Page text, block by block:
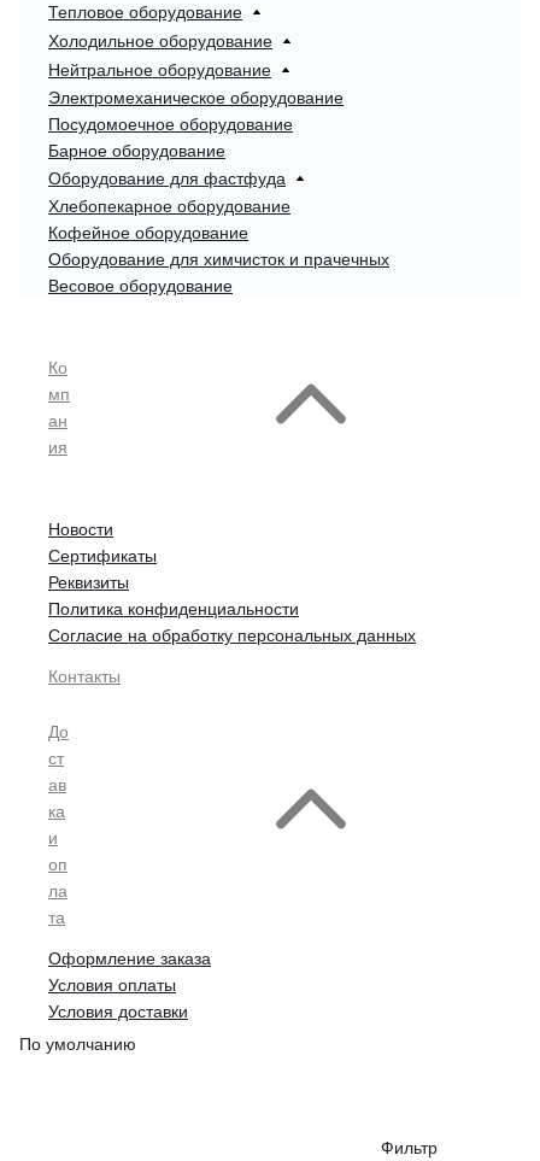
Тепловое оборудование
Холодильное оборудование
Нейтральное оборудование
Электромеханическое оборудование
Посудомоечное оборудование
Барное оборудование
Оборудование для фастфуда
Хлебопекарное оборудование
Кофейное оборудование
Оборудование для химчисток и прачечных
Весовое оборудование
Ко
мп
ан
ия
Новости
Сертификаты
Реквизиты
Политика конфиденциальности
Согласие на обработку персональных данных
Контакты
До
ст
ав
ка
и
оп
ла
та
Оформление заказа
Условия оплаты
Условия доставки
По умолчанию
Фильтр